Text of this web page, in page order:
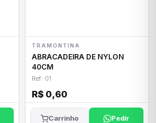
TRAMONTINA
ABRACADEIRA DE NYLON
40CM
Ref: 01
R$ 0,60
Carrinho Pedir